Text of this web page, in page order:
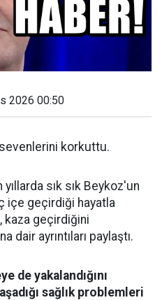
2026 00:50
korkuttu.
sık sık Beykoz'un
içe geçirdiği hayatla
kaza geçirdiğini
dair ayrıntıları paylaştı.
de yakalandığını
sağlık problemleri